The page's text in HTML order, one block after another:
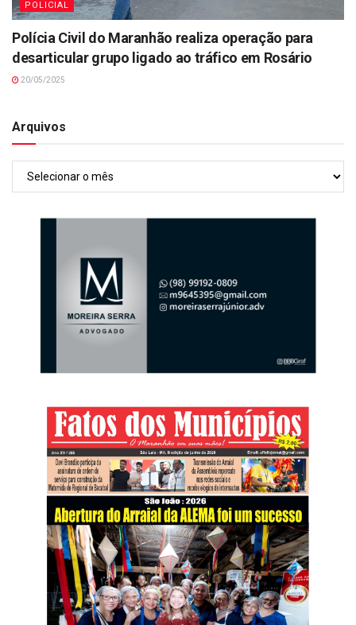
POLICIAL
Polícia Civil do Maranhão realiza operação para
desarticular grupo ligado ao tráfico em Rosário
20/05/2025
Arquivos
Arquivos